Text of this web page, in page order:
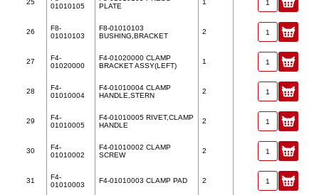
25
01010105
PLATE
1
26
F8-
01010103
F8-01010103
BUSHING,BRACKET
2
27
F4-
01020000
F4-01020000 CLAMP
BRACKET ASSY(LEFT)
1
28
F4-
01010004
F4-01010004 CLAMP
HANDLE,STERN
2
29
F4-
01010005
F4-01010005 RIVET,CLAMP
HANDLE
2
30
F4-
01010002
F4-01010002 CLAMP
SCREW
2
31
F4-
01010003
F4-01010003 CLAMP PAD 2